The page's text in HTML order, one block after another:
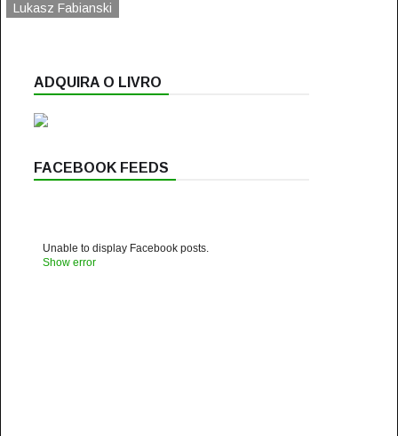
Lukasz Fabianski
ADQUIRA O LIVRO
FACEBOOK FEEDS
Unable to display Facebook posts.
Show error